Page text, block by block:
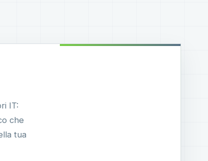
IT:
che
tua